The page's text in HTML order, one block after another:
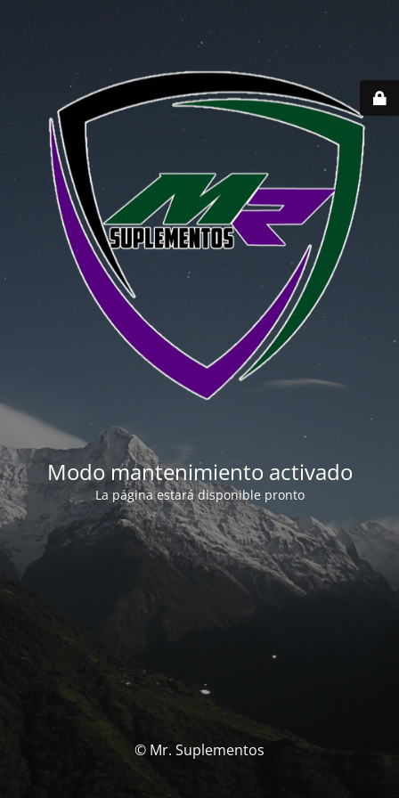
Modo mantenimiento activado
La página estará disponible pronto
© Mr. Suplementos